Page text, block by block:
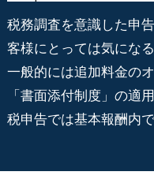
税務調査を意識した申
客様にとっては気にな
一般的には追加料金の
「書面添付制度」の適
税申告では基本報酬内